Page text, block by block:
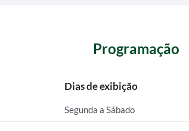
Programação
Dias de exibição
Segunda a Sábado